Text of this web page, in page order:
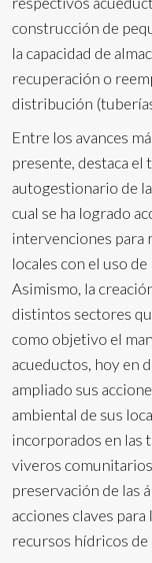
construcción de
la capacidad de
recuperación o
distribución
Entre los avances
presente, destaca el
autogestionario de
cual se ha logrado
intervenciones para
locales con el uso
Asimismo, la
distintos sectores
como objetivo el
acueductos, hoy en
ampliado sus
ambiental de sus
incorporados en las
viveros
preservación de las
acciones claves
recursos hídricos de